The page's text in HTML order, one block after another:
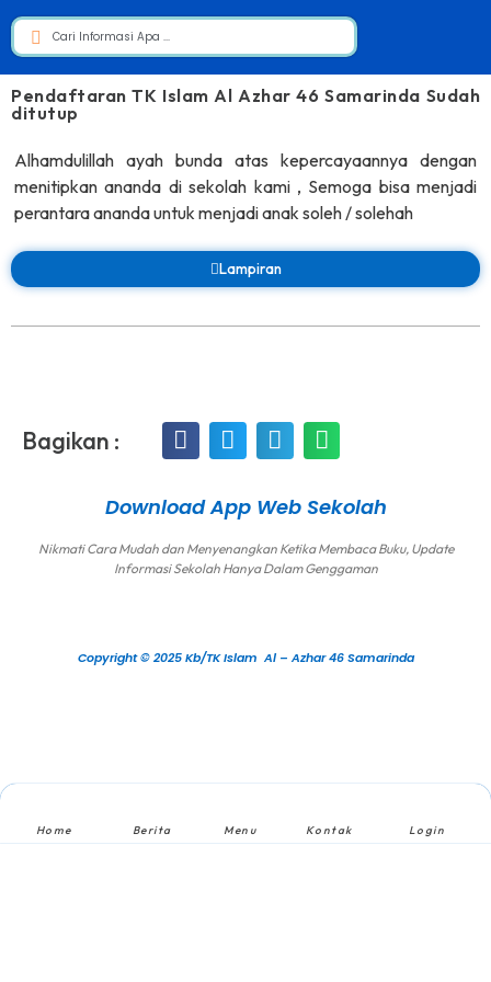
Pendaftaran TK Islam Al Azhar 46 Samarinda Sudah
ditutup
Alhamdulillah ayah bunda atas kepercayaannya dengan
menitipkan ananda di sekolah kami , Semoga bisa menjadi
perantara ananda untuk menjadi anak soleh / solehah
Lampiran
Bagikan :
Download App Web Sekolah
Nikmati Cara Mudah dan Menyenangkan Ketika Membaca Buku, Update
Informasi Sekolah Hanya Dalam Genggaman
Copyright © 2025 Kb/TK Islam Al – Azhar 46 Samarinda
Home Berita Menu Kontak Login